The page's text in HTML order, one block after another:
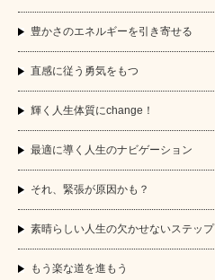
豊かさのエネルギーを引き寄せる
直感に従う勇気をもつ
輝く人生体質にchange！
最適に導く人生のナビゲーション
それ、緊張が原因かも？
素晴らしい人生の欠かせないステップ
もう楽な道を進もう